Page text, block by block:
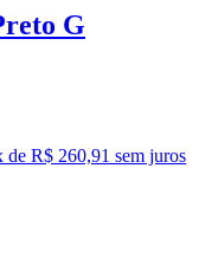
G
de R$ 260,91 sem juros